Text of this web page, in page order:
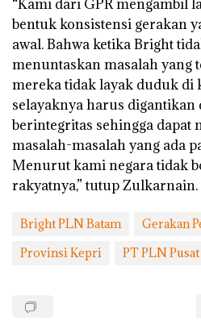
“Kami dari GPR mengambil
bentuk konsistensi gerakan
awal. Bahwa ketika Bright
menuntaskan masalah yang
mereka tidak layak duduk di
selayaknya harus digantikan
berintegritas sehingga dapat
masalah-masalah yang ada
Menurut kami negara tidak
rakyatnya,” tutup Zulkarnain.
Bright PLN Batam
Gerakan
Provinsi Kepri
PT PLN Pusat